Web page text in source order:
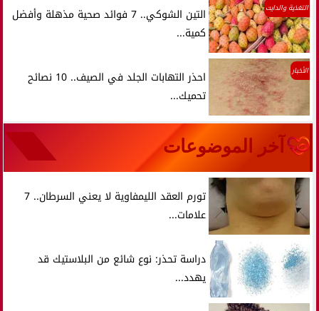
التغذية والدايت
التين الشوكي.. 7 فوائد صحية مذهلة وأفضل
كمية...
الأخبار
احذر التهابات الجلد في الصيف.. 10 نصائح
تحميك...
آخر الموضوعات
تورم العقد الليمفاوية لا يعني السرطان.. 7
علامات...
دراسة تحذر: نوع شائع من البلاستيك قد
يهدد...